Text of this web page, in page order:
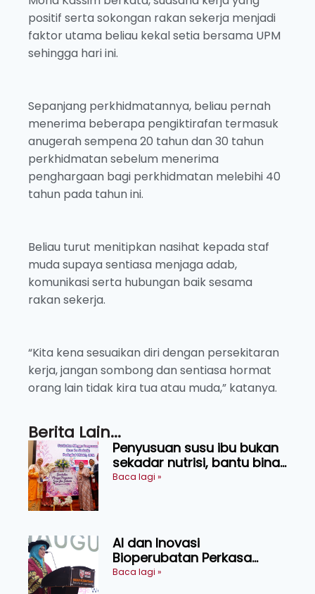
positif serta sokongan rakan sekerja menjadi
faktor utama beliau kekal setia bersama UPM
sehingga hari ini.
Sepanjang perkhidmatannya, beliau pernah
menerima beberapa pengiktirafan termasuk
anugerah sempena 20 tahun dan 30 tahun
perkhidmatan sebelum menerima
penghargaan bagi perkhidmatan melebihi 40
tahun pada tahun ini.
Beliau turut menitipkan nasihat kepada staf
muda supaya sentiasa menjaga adab,
komunikasi serta hubungan baik sesama
rakan sekerja.
“Kita kena sesuaikan diri dengan persekitaran
kerja, jangan sombong dan sentiasa hormat
orang lain tidak kira tua atau muda,” katanya.
Berita Lain...
Penyusuan susu ibu bukan
sekadar nutrisi, bantu bina
generasi lebih sihat
Baca lagi »
AI dan Inovasi
Bioperubatan Perkasa
Pengesanan Awal Penyakit,
Baca lagi »